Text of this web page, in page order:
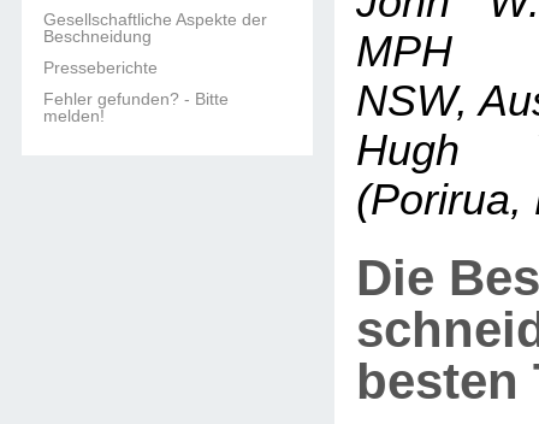
Gesellschaftliche Aspekte der
Beschneidung
Presseberichte
Fehler gefunden? - Bitte
melden!
MPH
NSW,
Hugh
(Porirua,
Die
besten